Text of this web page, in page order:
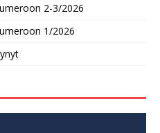
2-3/2026
1/2026